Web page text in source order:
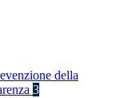
della
3